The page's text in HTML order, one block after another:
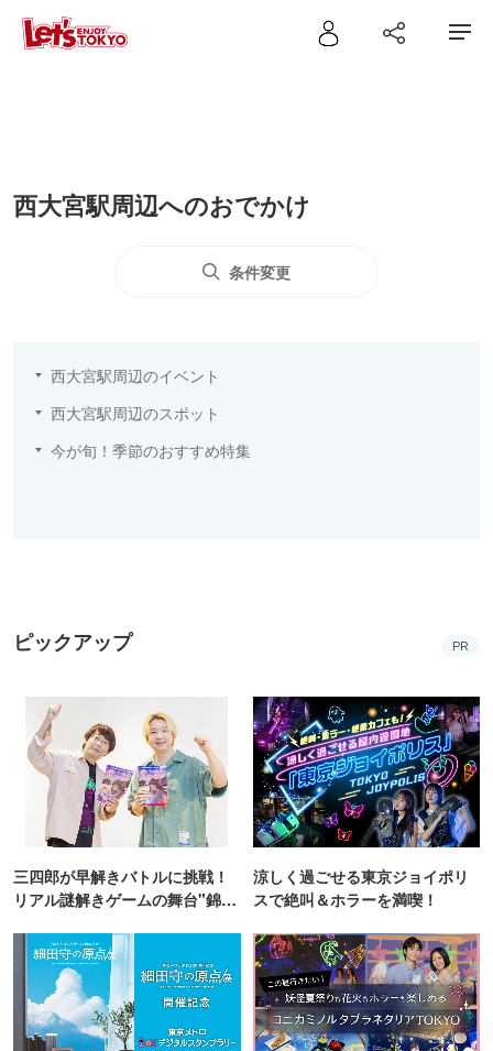
西大宮駅周辺へのおでかけ
条件変更
西大宮駅周辺のイベント
西大宮駅周辺のスポット
今が旬！季節のおすすめ特集
ピックアップ PR
三四郎が早解きバトルに挑戦！
リアル謎解きゲームの舞台"錦糸
涼しく過ごせる東京ジョイポリ
スで絶叫＆ホラーを満喫！